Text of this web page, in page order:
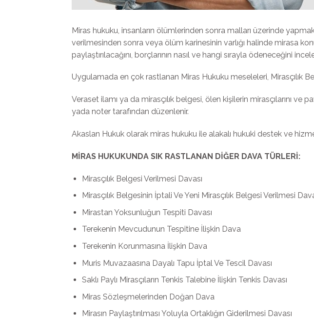
Miras hukuku, insanların ölümlerinden sonra malları üzerinde
verilmesinden sonra veya ölüm karinesinin varlığı halinde mirasa
paylaştırılacağını, borçlarının nasıl ve hangi sırayla ödeneceğini
Uygulamada en çok rastlanan Miras Hukuku meseleleri, Mirasçılık
Veraset ilamı ya da mirasçılık belgesi, ölen kişilerin mirasçılarını ve
yada noter tarafından düzenlenir.
Akaslan Hukuk olarak miras hukuku ile alakalı hukuki destek ve
MİRAS HUKUKUNDA SIK RASTLANAN DİĞER DAVA TÜRLERİ:
Mirasçılık Belgesi Verilmesi Davası
Mirasçılık Belgesinin İptali Ve Yeni Mirasçılık Belgesi Verilmesi
Mirastan Yoksunluğun Tespiti Davası
Terekenin Mevcudunun Tespitine İlişkin Dava
Terekenin Korunmasına İlişkin Dava
Muris Muvazaasına Dayalı Tapu İptal Ve Tescil Davası
Saklı Paylı Mirasçıların Tenkis Talebine İlişkin Tenkis Davası
Miras Sözleşmelerinden Doğan Dava
Mirasın Paylaştırılması Yoluyla Ortaklığın Giderilmesi Davası